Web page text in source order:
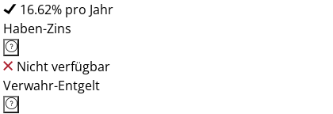
16.62% pro Jahr
Haben-Zins
Nicht verfügbar
Verwahr-Entgelt